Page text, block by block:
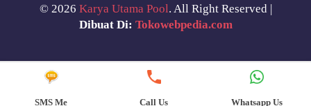
© 2026 Karya Utama Pool. All Right Reserved |
Dibuat Di: Tokowebpedia.com
SMS Me Call Us Whatsapp Us